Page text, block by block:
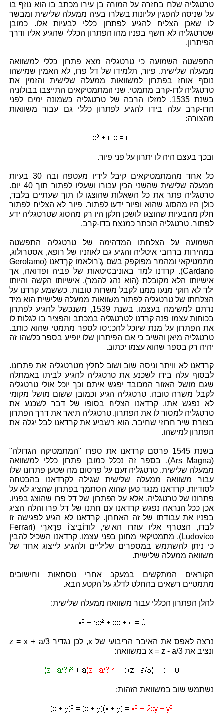
טרטגליה שלח בחזרה על המורה בן עירו מכתב בו הוא נוזף בו
על שניסה להפגין עליונות בשלחו בעיה ממעלה שלישית ומבשר
לו שאכן הצליח להגיע לפתרון כללי לבעיות אלו. כמובן
שטרטגליה לא חשף בפניו מהו הפתרון הכללי שהגיע אליו ודרך
הפיתרון.
התפשטה השמועה כי טרטגליה מצא פתרון כללי למשוואה
ממעלה שלישית. פיור, תלמידו של דל פרו, לא האמין שמישהו
נוסף אוחז בפתרון למשוואות ממעלה שלישית והזמין את
טרטגליה לדו-קרב מתמטי. שני המתמטיקאים התייצבו בבולוניה
בשנת 1535. למזלו הרבה של טרטגליה כשמונה ימים לפני
הדו-קרב עלה בידו להגיע לפתרון כללי גם עבור משוואות
מהצורה:
ובכך בעצם היה לו יתרון על פני פיור.
כל אחד מהמתמטיקאים קיבל לידיו מעטפה ובה 30 בעיות
ממעלה שלישית שהשני הכין עבורו ושעליו לפתור תוך 40 יום.
טרטגליה פתר את כל השאלות שהוצגו לו תוך שעתיים בלבד,
כולן היו מהסוג שהוא ופיור ידעו לפתור. פיור לא הצליח לפתור
חלק מהבעיות שהוצגו לושכן חלקן היו רק מהסוג שטרטגליה ידע
לפתור. טרטגליה הוכתר כמנצח בדו-קרב.
השמועה על הצלחתו המדהימה של טרטגליה התפשטה
במהירות ברחבי איטליה והגיע גם לאוזניו של רופא, אסטרולוג,
מתמטיקאי ומהמר מפוקפק בשם גֶ'רוֹלַאמוֹ קָרְדַאנוֹ (Gerolamo
Cardano). קרדנו למד באוניבסיטאות של פביה ופדואה, אך
אישיותו הלא מקובלת (הוא נהג להמר), אישיותו הקשה והיותו
ילד לא חוקי מנעו ממנו לקבל משרות טובות. כששמע קרדנו על
הצלחתו של טרטגליה לפתור משוואות ממעלה שלישית הוא מיד
נרתם למשימה בעצמו. בשנת 1539, משנכשל להגיע לפתרון
בכוחות עצמו פנה קרדנו לטרטגליה במכתב והפציר בו לגלות לו
את הפתרון על מנת שיוכל להכניסו לספר מתמטי שהוא כותב.
טרטגליה מיאן והשיב כי אם הפיתרון שלו יופיע בספר כלשהו זה
יהיה רק בספר שהוא עצמו יכתוב.
קרדאנו לא וויתר וניסה שוב ושוב לחלץ מטרטגליה את פתרונו.
לבסוף עלה בידו לשכנע את טרטגליה להגיע לביתו באמתלה
שגם מושל האזור המכובד יפגש איתם וכך יוכל אולי טרטגליה
לקבל משרה טובה. טרטגליה הגיע וכמובן ששום מושל מקומי
לא נפגש אתו. קרדאנו הצליח בסופו של דבר לשכנע את
טרטגליה למסור לו את הפתרון. טרטגליה תיאר את דרך הפתרון
בצורת שיר חרוזי שחיבר. הוא השביע את קרדאנו לבל יגלה את
הפתרון למישהו.
בשנת 1545 פרסם קרדאנו את ספרו "המתמטיקה הגדולה"
(Ars Magna). בספר זה נכלל כמובן פתרון כללי למשוואה
ממעלה שלישית. טרטגליה זעם על פרסום מה שטען פתרונו שלו
עבור משוואה ממעלה שלישית שגילה לקרדאנו בהבטחה
לסודיות. קרדאנו מנגד טען שהוא הסתמך בפתרון שהציג לא על
פתרונו של טרטגליה, אלא על הפתרון של דל פרו שהוצג בפניו.
אכן ככל הנראה נפגש קרדאנו עם חתנו של דל פרו והלה הציג
בפניו את עבודתו של זה האחרון. קרדאנו לא הגיע לפגישה זו
לבדו, הצטרף אליו עוזרו האישי, לוּדוֹבִיצ'וֹ פֶרַארִי (Ferrari
Ludovico), מתמטיקאי מחונן בפני עצמו. קרדאנו השכיל להבין
כי ניתן להשתמש במספרים שליליים ולהגיע לייצוג אחד של
משוואה ממעלה שלישית.
הקוראים המתקשים במעקב אחרי נוסחאות וחישובים
מתמטיים רשאים בהחלט לדלג על הקטע הבא.
להלן הפתרון הכללי עבור משוואה ממעלה שלישית:
נרצה לאפס את האיבר הריבועי של x, לכן נגדיר z = x + a/3
ונציב את x = z - a/3 במשוואה:
נשתמש שוב במשוואת הזהות: